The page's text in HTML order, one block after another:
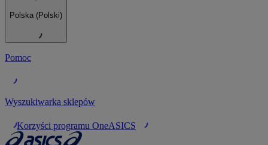
Polska (Polski)
Pomoc
Wyszukiwarka sklepów
Korzyści programu OneASICS